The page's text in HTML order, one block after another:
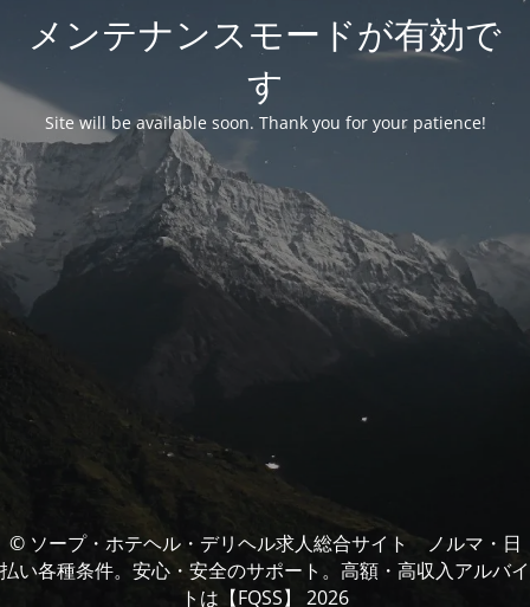
メンテナンスモードが有効で
す
Site will be available soon. Thank you for your patience!
© ソープ・ホテヘル・デリヘル求人総合サイト ノルマ・日
払い各種条件。安心・安全のサポート。高額・高収入アルバイ
トは【FQSS】 2026